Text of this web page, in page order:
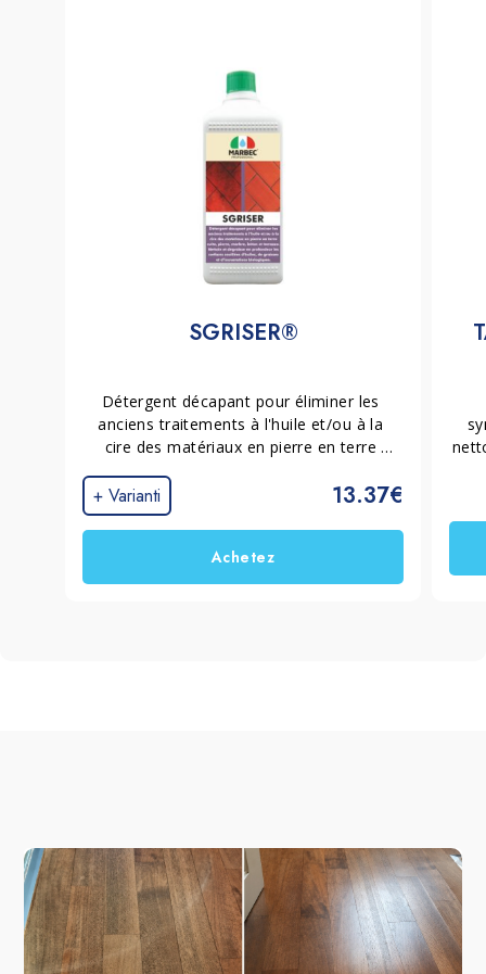
SGRISER®
Détergent décapant pour éliminer les
anciens traitements à l'huile et/ou à la
cire des matériaux en pierre en terre
Nettoie et dégraisse en profondeur les
surfaces souillées d'huiles, de graisses et
+ Varianti 13.37€
Achetez